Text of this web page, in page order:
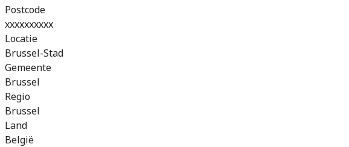
Postcode
xxxxxxxxxx
Locatie
Brussel-Stad
Gemeente
Brussel
Regio
Brussel
Land
België